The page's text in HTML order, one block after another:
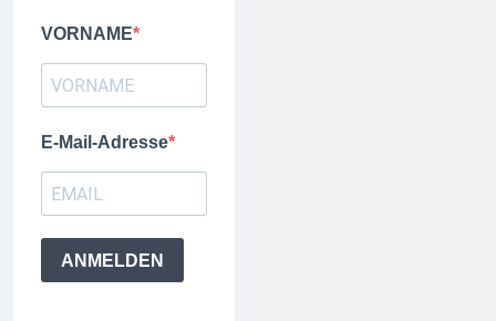
VORNAME
E-Mail-Adresse
ANMELDEN